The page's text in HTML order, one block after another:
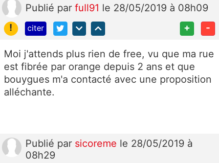
Publié par full91 le 28/05/2019 à 08h09
!
citer + -
Moi j'attends plus rien de free, vu que ma rue
est fibrée par orange depuis 2 ans et que
bouygues m'a contacté avec une proposition
alléchante.
Publié par sicoreme le 28/05/2019 à
08h29